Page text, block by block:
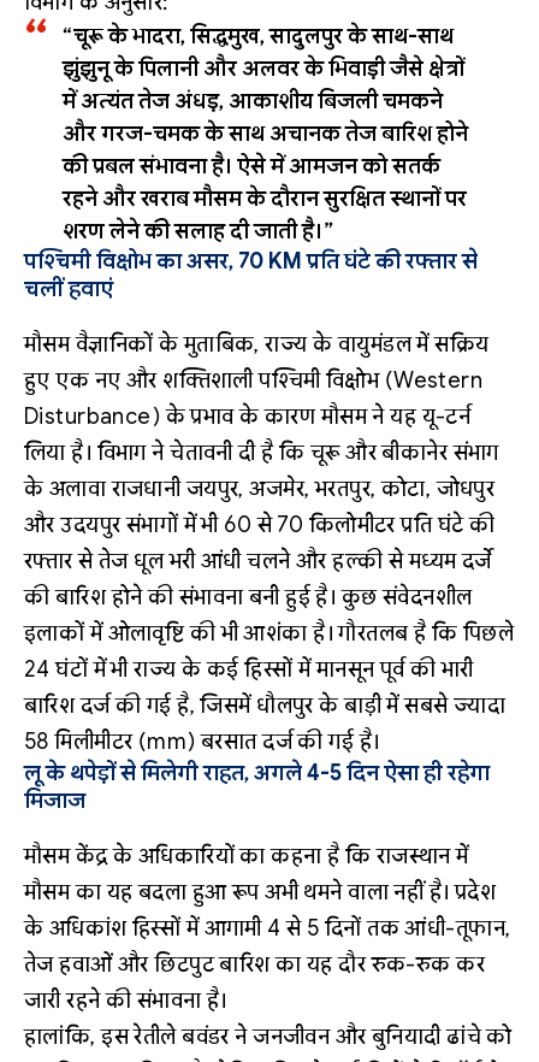
“चूरू के भादरा, सिद्धमुख, सादुलपुर के साथ-साथ
झुंझुनू के पिलानी और अलवर के भिवाड़ी जैसे क्षेत्रों
में अत्यंत तेज अंधड़, आकाशीय बिजली चमकने
और गरज-चमक के साथ अचानक तेज बारिश होने
की प्रबल संभावना है। ऐसे में आमजन को सतर्क
रहने और खराब मौसम के दौरान सुरक्षित स्थानों पर
शरण लेने की सलाह दी जाती है।”
पश्चिमी विक्षोभ का असर, 70 KM प्रति घंटे की रफ्तार से
चलीं हवाएं
मौसम वैज्ञानिकों के मुताबिक, राज्य के वायुमंडल में सक्रिय
हुए एक नए और शक्तिशाली पश्चिमी विक्षोभ (Western
Disturbance) के प्रभाव के कारण मौसम ने यह यू-टर्न
लिया है। विभाग ने चेतावनी दी है कि चूरू और बीकानेर संभाग
के अलावा राजधानी जयपुर, अजमेर, भरतपुर, कोटा, जोधपुर
और उदयपुर संभागों में भी 60 से 70 किलोमीटर प्रति घंटे की
रफ्तार से तेज धूल भरी आंधी चलने और हल्की से मध्यम दर्जे
की बारिश होने की संभावना बनी हुई है। कुछ संवेदनशील
इलाकों में ओलावृष्टि की भी आशंका है। गौरतलब है कि पिछले
24 घंटों में भी राज्य के कई हिस्सों में मानसून पूर्व की भारी
बारिश दर्ज की गई है, जिसमें धौलपुर के बाड़ी में सबसे ज्यादा
58 मिलीमीटर (mm) बरसात दर्ज की गई है।
लू के थपेड़ों से मिलेगी राहत, अगले 4-5 दिन ऐसा ही रहेगा
मिजाज
मौसम केंद्र के अधिकारियों का कहना है कि राजस्थान में
मौसम का यह बदला हुआ रूप अभी थमने वाला नहीं है। प्रदेश
के अधिकांश हिस्सों में आगामी 4 से 5 दिनों तक आंधी-तूफान,
तेज हवाओं और छिटपुट बारिश का यह दौर रुक-रुक कर
जारी रहने की संभावना है।
हालांकि, इस रेतीले बवंडर ने जनजीवन और बुनियादी ढांचे को